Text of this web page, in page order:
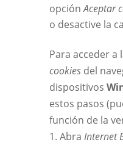
opciónAceptar
o desactive la
Para acceder a
cookiesdel
dispositivos
estos pasos
función de la
Abra Internet